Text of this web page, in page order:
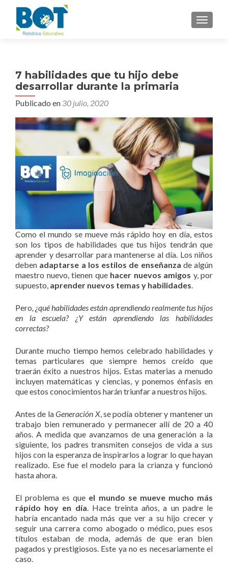
7 habilidades que tu hijo debe
desarrollar durante la primaria
Publicado en 30 julio, 2020
Como el mundo se mueve más rápido hoy en día, estos
son los tipos de habilidades que tus hijos tendrán que
aprender y desarrollar para mantenerse al día. Los niños
deben adaptarse a los estilos de enseñanza de algún
maestro nuevo, tienen que hacer nuevos amigos y, por
supuesto, aprender nuevos temas y habilidades
Pero , ¿qué habilidades están aprendiendo realmente tus hijos
en la escuela? ¿Y están aprendiendo las habilidades
correctas?
Durante mucho tiempo hemos celebrado habilidades y
temas particulares que siempre hemos creído que
traerán éxito a nuestros hijos. Estas materias a menudo
incluyen matemáticas y ciencias, y ponemos énfasis en
que estos conocimientos harán triunfar a nuestros hijos.
Antes de laGeneración X, se podía obtener y mantener un
trabajo bien remunerado y permanecer allí de 20 a 40
años. A medida que avanzamos de una generación a la
siguiente, los padres transmiten consejos de vida a sus
hijos con la esperanza de inspirarlos a lograr lo que hayan
realizado. Ese fue el modelo para la crianza y funcionó
hasta ahora.
El problema es que el mundo se mueve mucho más
rápido hoy en día . Hace treinta años, a un padre le
habría encantado nada más que ver a su hijo crecer y
seguir una carrera como abogado o médico, pues esos
títulos estaban de moda, además de que eran bien
pagados y prestigiosos. Este ya no es necesariamente el
caso.